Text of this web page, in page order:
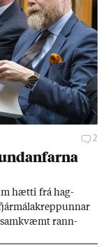
2
hætti frá hag­
sam­kvæmt rann­